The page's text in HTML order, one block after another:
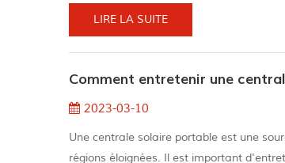
de courant ou d...
LIRE LA SUITE
Comment entretenir une
2023-03-10
Une centrale solaire portable est une
régions éloignées. Il est important